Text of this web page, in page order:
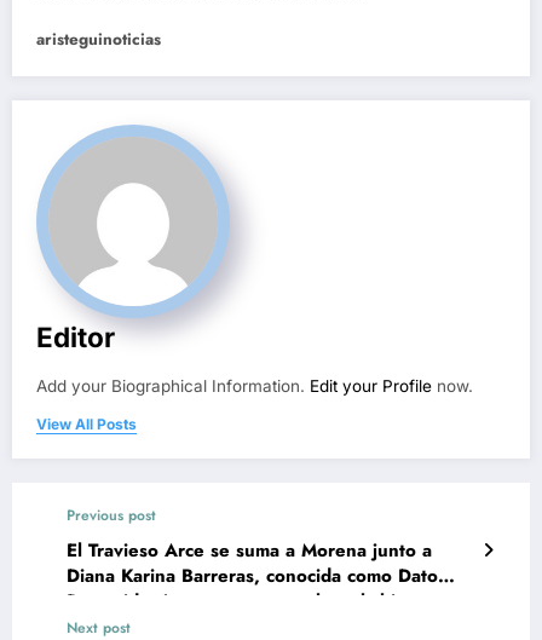
aristeguinoticias
Editor
Add your Biographical Information. Edit your Profile now.
View All Posts
Previous post
El Travieso Arce se suma a Morena junto a
Diana Karina Barreras, conocida como Dato
Protegido; juntos vamos a echar el chingazo
Next post